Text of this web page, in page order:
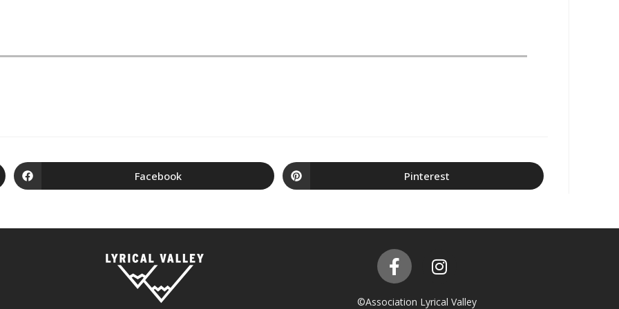
Facebook Pinterest
©Association Lyrical Valley